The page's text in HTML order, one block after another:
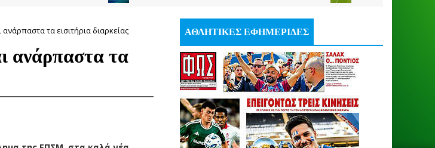
τα εισιτήρια διαρκείας
τα
ΑΘΛΗΤΙΚΕΣ ΕΦΗΜΕΡΙΔΕΣ